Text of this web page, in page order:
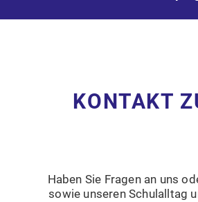
KONTAKT
Haben Sie Fragen an uns
sowie unseren Schulalltag